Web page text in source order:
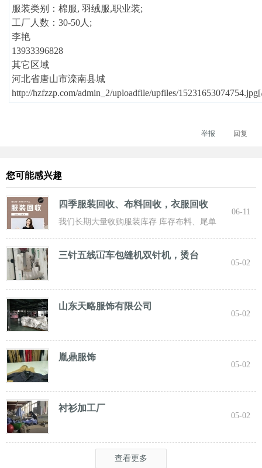
服装类别：棉服, 羽绒服,职业装;
工厂人数：30-50人;
李艳
13933396828
其它区域
河北省唐山市滦南县城
http://hzfzzp.com/admin_2/uploadfile/upfiles/
回复
举报
您可能感兴趣
四季服装回收、布料回收，衣服回收
我们长期大量收购服装库存 库存布料、尾单
服装，专业诚信共赢， 实力雄厚 ！ 长期面向
06-11
三针五线冚车包缝机双针机，烫台
05-02
山东天略服饰有限公司
05-02
胤鼎服饰
05-02
衬衫加工厂
05-02
查看更多